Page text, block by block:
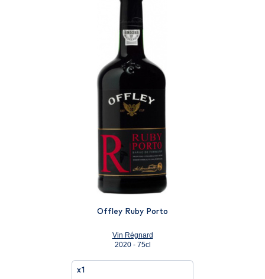
Offley Ruby Porto
Vin Régnard
2020 - 75cl
x1